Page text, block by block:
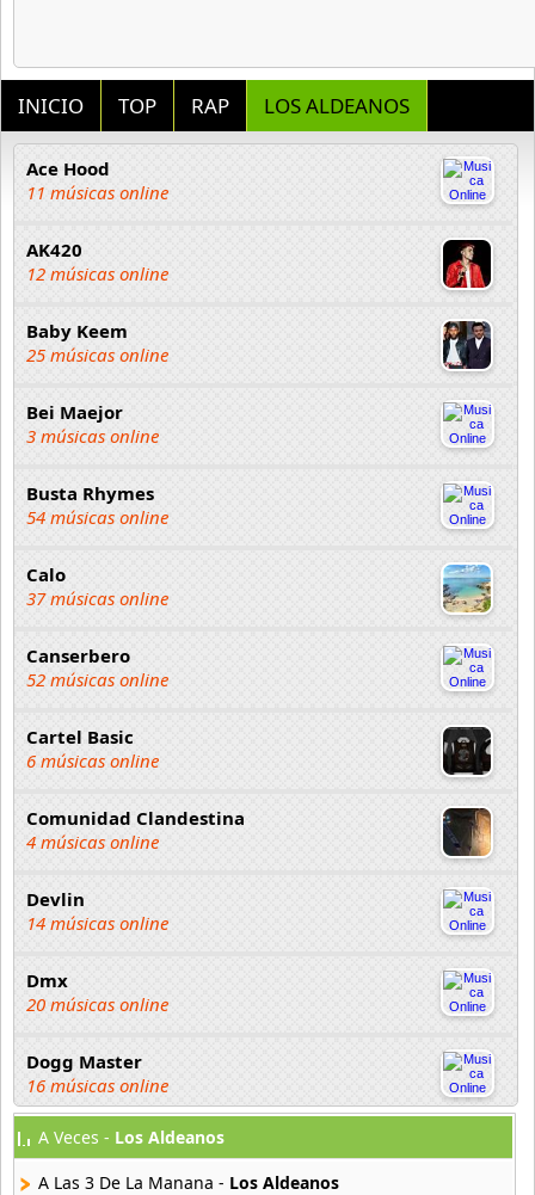
INICIO TOP RAP LOS ALDEANOS
Ace Hood
11 músicas online
AK420
12 músicas online
Baby Keem
25 músicas online
Bei Maejor
3 músicas online
Busta Rhymes
54 músicas online
Calo
37 músicas online
Canserbero
52 músicas online
Cartel Basic
6 músicas online
Comunidad Clandestina
4 músicas online
Devlin
14 músicas online
Dmx
20 músicas online
Dogg Master
16 músicas online
DUKI
91 músicas online
A Veces - Los Aldeanos
A Las 3 De La Manana - Los Aldeanos